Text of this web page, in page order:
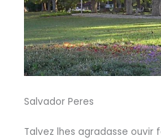
Salvador Peres
Talvez lhes agradasse ouvir